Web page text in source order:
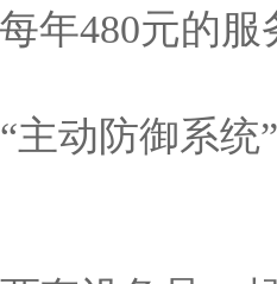
年480元的服
主动防御系统